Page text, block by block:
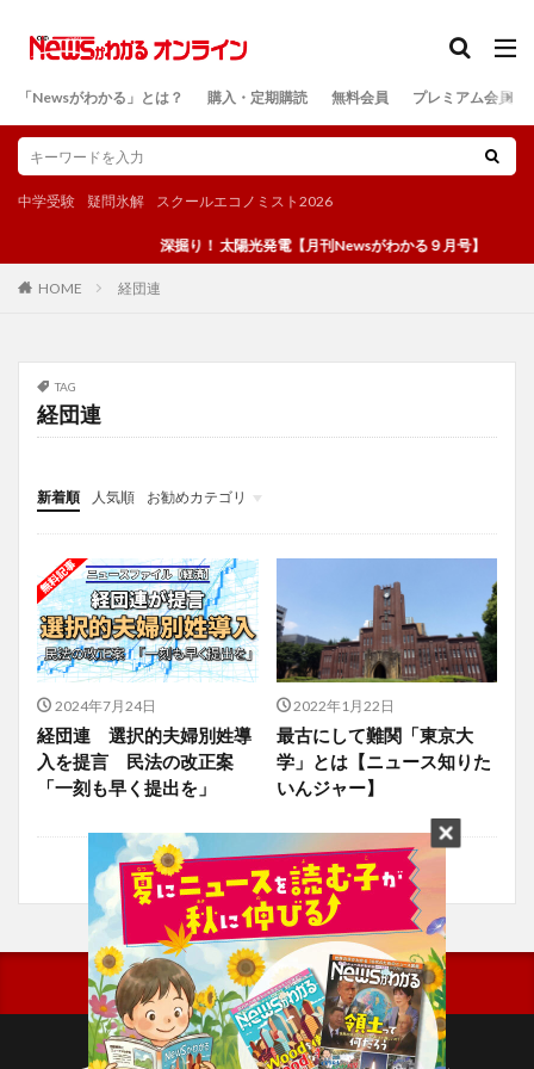
「Newsがわかる」とは？ 購入・定期購読 無料会員 プレミアム会員
中学受験 疑問氷解 スクールエコノミスト2026
深掘り！ 太陽光発電【月刊Newsがわかる９月号】
HOME 経団連
TAG
経団連
新着順 人気順
お勧めカテゴリ
投稿
学び
マンガ
電子書籍
2024年7月24日
経団連 選択的夫婦別姓導
入を提言 民法の改正案
「一刻も早く提出を」
2022年1月22日
最古にして難関「東京大
学」とは【ニュース知りた
いんジャー】
検索